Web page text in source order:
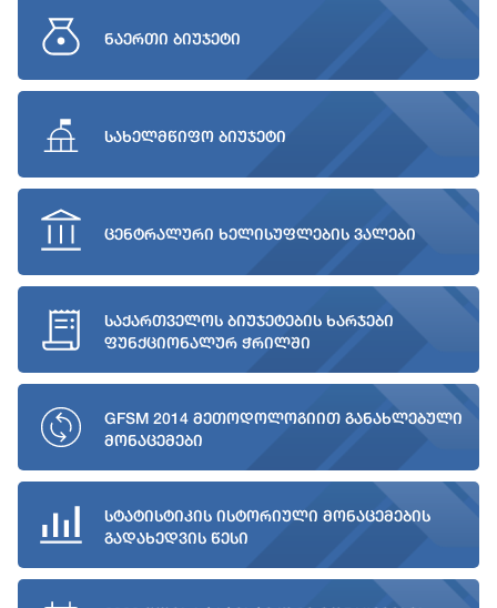
ნაერთი ბიუჯეტი
სახელმწიფო ბიუჯეტი
ცენტრალური ხელისუფლების ვალები
საქართველოს ბიუჯეტების ხარჯები
ფუნქციონალურ ჭრილში
GFSM 2014 მეთოდოლოგიით განახლებული
მონაცემები
სტატისტიკის ისტორიული მონაცემების
გადახედვის წესი